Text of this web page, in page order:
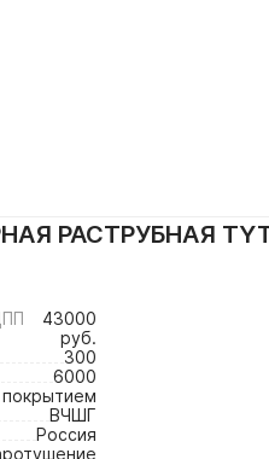
РАСТРУБНАЯ
43000
руб.
300
6000
ВЧШГ
Россия